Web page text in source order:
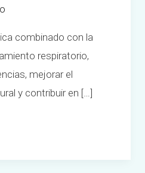
combinado con la
respiratorio,
mejorar el
y contribuir en […]